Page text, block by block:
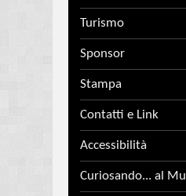
Turismo
Sponsor
Stampa
Contatti e Link
Accessibilità
Curiosando... al